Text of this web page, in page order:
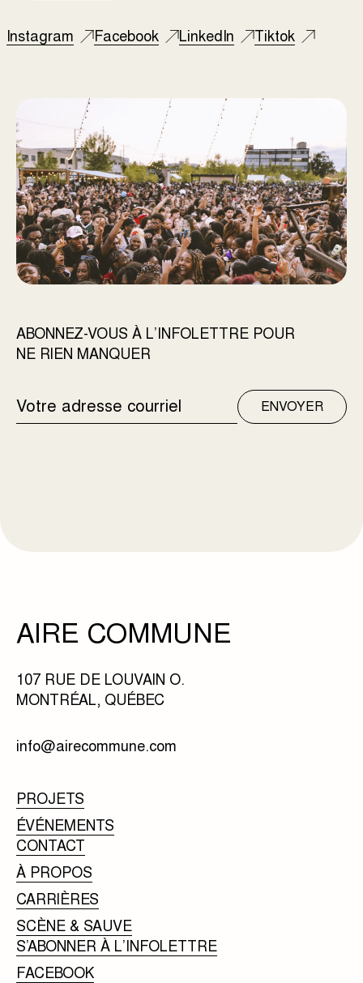
Instagram Facebook LinkedIn Tiktok
ABONNEZ-VOUS À L’INFOLETTRE POUR
NE RIEN MANQUER
ADRESSE
COURRIEL
ENVOYER
AIRE COMMUNE
107 RUE DE LOUVAIN O.
MONTRÉAL, QUÉBEC
info@airecommune.com
PROJETS
ÉVÉNEMENTS
CONTACT
À PROPOS
CARRIÈRES
SCÈNE & SAUVE
S’ABONNER À L’INFOLETTRE
FACEBOOK